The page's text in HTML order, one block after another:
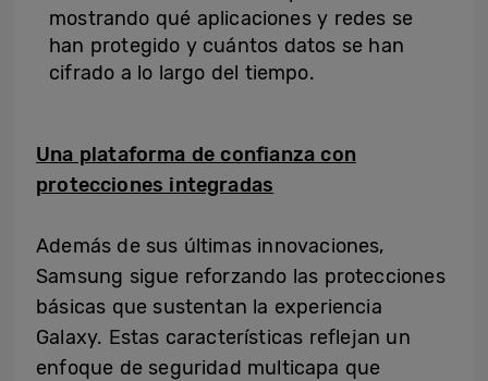
mostrando qué aplicaciones y redes se
han protegido y cuántos datos se han
cifrado a lo largo del tiempo.
Una plataforma de confianza con
protecciones integradas
Además de sus últimas innovaciones,
Samsung sigue reforzando las protecciones
básicas que sustentan la experiencia
Galaxy. Estas características reflejan un
enfoque de seguridad multicapa que